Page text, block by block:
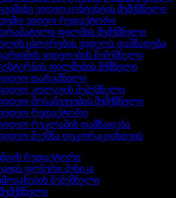
ვიდეოკონტენტის შემქმნელი
ვიდეო რედაქტორი
ფილმის შემქმნელი
ცხოვრების ვიდეოს დამზადება
ვიდეოების შემქმნელი
ფილმების მქმნელი
თარგმნილი
კოლაჟის შემქმნელი
მოსაწვევების შემქმნელი
რედაქტორი
რეკლამის დამზადება
შექმნა დეკორაციისთვის
რედაქტორი
ფონური მუსიკა
შემქმნელი